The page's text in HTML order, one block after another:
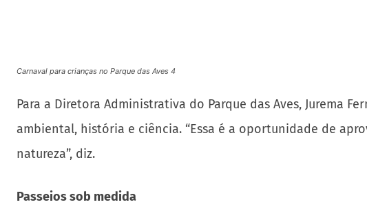
natureza”, diz.
O Parque das Aves é o maior da América Latina. No